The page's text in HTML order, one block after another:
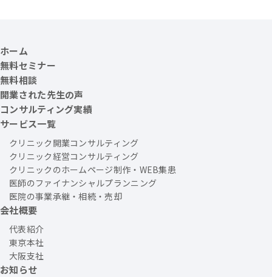
ホーム
無料セミナー
無料相談
開業された先生の声
コンサルティング実績
サービス一覧
クリニック開業コンサルティング
クリニック経営コンサルティング
クリニックのホームページ制作・WEB集患
医師のファイナンシャルプランニング
医院の事業承継・相続・売却
会社概要
代表紹介
東京本社
大阪支社
お知らせ